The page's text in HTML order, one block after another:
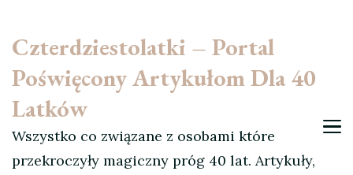
Czterdziestolatki – Portal
Poświęcony Artykułom Dla 40
Latków
Wszystko co związane z osobami które
przekroczyły magiczny próg 40 lat. Artykuły,